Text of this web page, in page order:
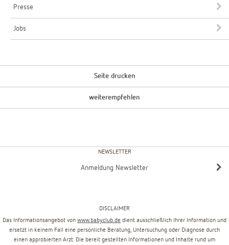
Presse
Jobs
Seite drucken
weiterempfehlen
NEWSLETTER
Anmeldung Newsletter
DISCLAIMER
Das Informationsangebot von www.babyclub.de dient ausschließlich Ihrer Information und
ersetzt in keinem Fall eine persönliche Beratung, Untersuchung oder Diagnose durch
einen approbierten Arzt. Die bereit gestellten Informationen und Inhalte rund um